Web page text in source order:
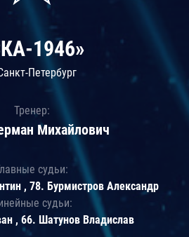
1946»
Петербург
Тренер:
Михайлович
судьи:
, 78. Бурмистров Александр
судьи:
, 66. Шатунов Владислав